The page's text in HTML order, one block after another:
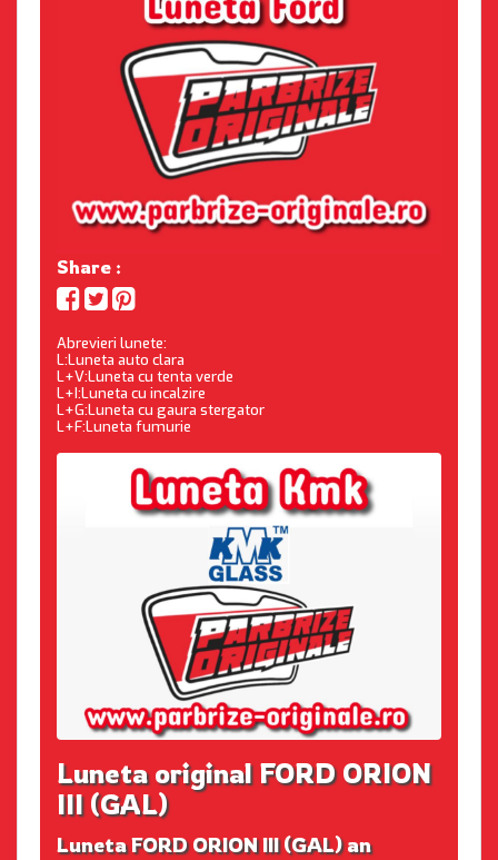
Share :
Abrevieri lunete:
L:Luneta auto clara
L+V:Luneta cu tenta verde
L+I:Luneta cu incalzire
L+G:Luneta cu gaura stergator
L+F:Luneta fumurie
Luneta original FORD ORION
III (GAL)
Luneta FORD ORION III (GAL) an